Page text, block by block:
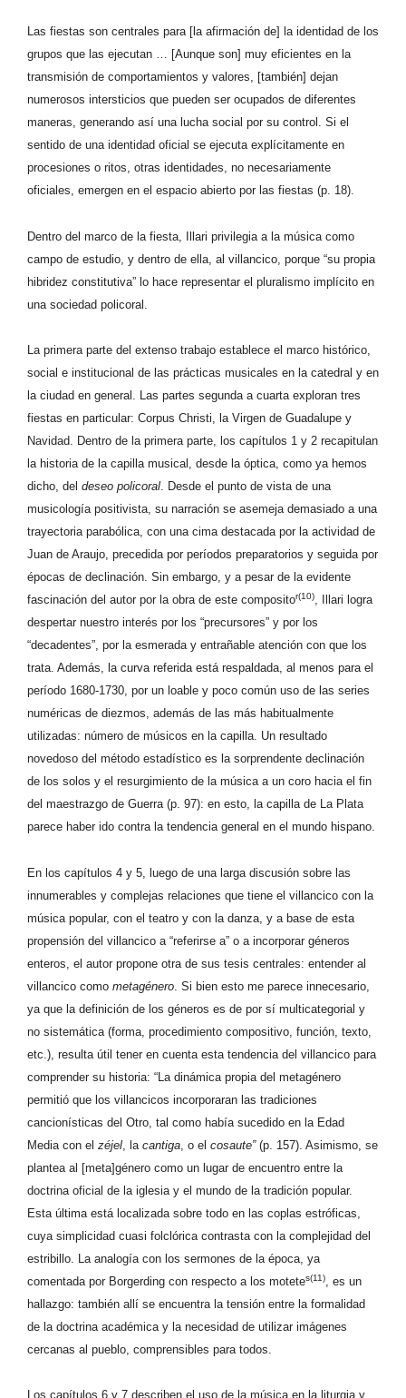
Las fiestas son centrales para [la afirmación de] la identidad de los
grupos que las ejecutan … [Aunque son] muy eficientes en la
transmisión de comportamientos y valores, [también] dejan
numerosos intersticios que pueden ser ocupados de diferentes
maneras, generando así una lucha social por su control. Si el
sentido de una identidad oficial se ejecuta explícitamente en
procesiones o ritos, otras identidades, no necesariamente
oficiales, emergen en el espacio abierto por las fiestas (p. 18).
Dentro del marco de la fiesta, Illari privilegia a la música como
campo de estudio, y dentro de ella, al villancico, porque “su propia
hibridez constitutiva” lo hace representar el pluralismo implícito en
una sociedad policoral.
La primera parte del extenso trabajo establece el marco histórico,
social e institucional de las prácticas musicales en la catedral y en
la ciudad en general. Las partes segunda a cuarta exploran tres
fiestas en particular: Corpus Christi, la Virgen de Guadalupe y
Navidad. Dentro de la primera parte, los capítulos 1 y 2 recapitulan
la historia de la capilla musical, desde la óptica, como ya hemos
dicho, del deseo policoral. Desde el punto de vista de una
musicología positivista, su narración se asemeja demasiado a una
trayectoria parabólica, con una cima destacada por la actividad de
Juan de Araujo, precedida por períodos preparatorios y seguida por
épocas de declinación. Sin embargo, y a pesar de la evidente
fascinación del autor por la obra de este compositor(10),
Illari logra
despertar nuestro interés por los “precursores” y por los
“decadentes”, por la esmerada y entrañable atención con que los
trata. Además, la curva referida está respaldada, al menos para el
período 1680-1730, por un loable y poco común uso de las series
numéricas de diezmos, además de las más habitualmente
utilizadas: número de músicos en la capilla. Un resultado
novedoso del método estadístico es la sorprendente declinación
de los solos y el resurgimiento de la música a un coro hacia el fin
del maestrazgo de Guerra (p. 97): en esto, la capilla de La Plata
parece haber ido contra la tendencia general en el mundo hispano.
En los capítulos 4 y 5, luego de una larga discusión sobre las
innumerables y complejas relaciones que tiene el villancico con la
música popular, con el teatro y con la danza, y a base de esta
propensión del villancico a “referirse a” o a incorporar géneros
enteros, el autor propone otra de sus tesis centrales: entender al
villancico como metagénero . Si bien esto me parece innecesario,
ya que la definición de los géneros es de por sí multicategorial y
no sistemática (forma, procedimiento compositivo, función, texto,
etc.), resulta útil tener en cuenta esta tendencia del villancico para
comprender su historia: “La dinámica propia del metagénero
permitió que los villancicos incorporaran las tradiciones
cancionísticas del Otro, tal como había sucedido en la Edad
Media con el zéjel , la cantiga , o el cosaute”(p. 157). Asimismo, se
plantea al [meta]género como un lugar de encuentro entre la
doctrina oficial de la iglesia y el mundo de la tradición popular.
Esta última está localizada sobre todo en las coplas estróficas,
cuya simplicidad cuasi folclórica contrasta con la complejidad del
estribillo. La analogía con los sermones de la época, ya
comentada por Borgerding con respecto a los motetes(11)
, es un
hallazgo: también allí se encuentra la tensión entre la formalidad
de la doctrina académica y la necesidad de utilizar imágenes
cercanas al pueblo, comprensibles para todos.
Los capítulos 6 y 7 describen el uso de la música en la liturgia y